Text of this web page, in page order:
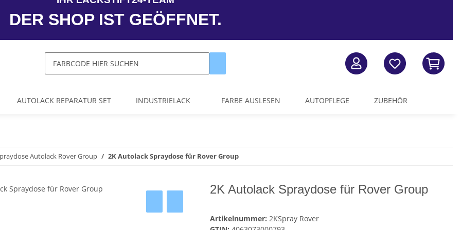
DER SHOP IST GEÖFFNET.
AUTOLACK REPARATUR SET INDUSTRIELACK FARBE AUSLESEN AUTOPFLEGE ZUBEHÖR
Autolack Rover Group 2K Autolack Spraydose für Rover Group
2K Autolack Spraydose für Rover Group
Artikelnummer: 2KSpray Rover